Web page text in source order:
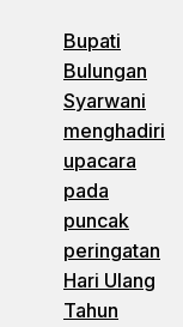
Bupati
Bulungan
Syarwani
menghadiri
upacara
pada
puncak
peringatan
Hari Ulang
Tahun